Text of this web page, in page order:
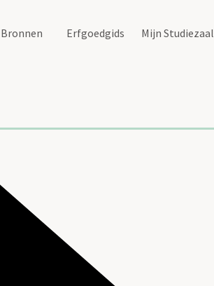
Bronnen Erfgoedgids Mijn Studiezaal